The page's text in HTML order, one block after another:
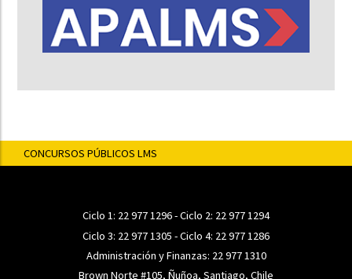
CONCURSOS PÚBLICOS LMS
Ciclo 1: 22 977 1296- Ciclo 2: 22 977 1294
Ciclo 3: 22 977 1305 - Ciclo 4: 22 977 1286
Administración y Finanzas: 22 977 1310
Brown Norte #105, Ñuñoa, Santiago, Chile